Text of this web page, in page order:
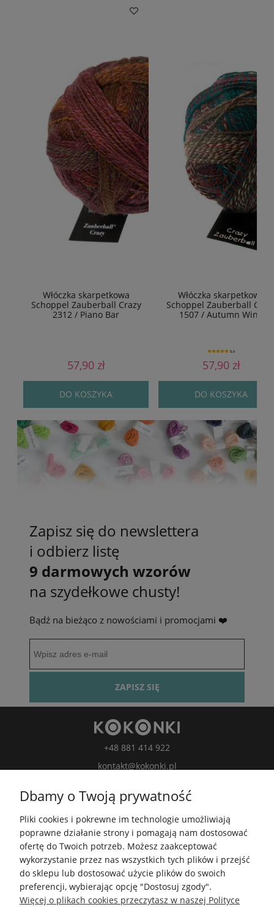
Włóczka skarpetkowa
Schoppel Zauberball Crazy
2312 / Piano Bar
57,90 zł
DO KOSZYKA
Włóczka skarpetkowa
Schoppel Zauberball
1507 / Autumn Wind
5.0
57,90 zł
DO KOSZYKA
Zapisz się do newslettera
i odbierz listę
9 darmowych wzorów
na szydełkowe chusty!
Bądź na bieżąco z nowościami i promocjami ❤️
ZAPISZ SIĘ
+48 881 414 922
kontakt@kokonki.pl
kokonki.motki
Kokonki.motki
Grupa FB
5.0
Średnia ocena kokonki.pl
Na podstawie 148 245opiniiz całego okresu
Dbamy o Twoją prywatność
Pliki cookies i pokrewne im technologie umożliwiają
poprawne działanie strony i pomagają nam dostosować
ofertę do Twoich potrzeb. Możesz zaakceptować
wykorzystanie przez nas wszystkich tych plików i przejść
do sklepu lub dostosować użycie plików do swoich
preferencji, wybierając opcję "Dostosuj zgody".
Więcej o plikach cookies przeczytasz w naszej Polityce